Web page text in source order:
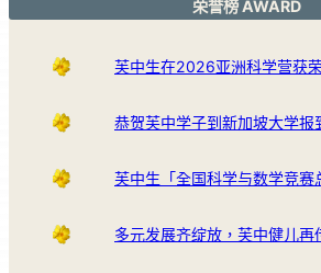
荣誉榜 AWARD
芙中生在2026亚洲科学营获
恭贺芙中学子到新加坡大学报
芙中生「全国科学与数学竞赛
多元发展齐绽放，芙中健儿再